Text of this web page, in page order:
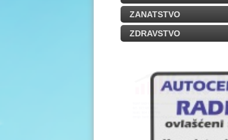
ZANATSTVO
ZDRAVSTVO